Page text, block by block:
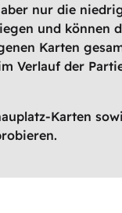
nur die
und können
Karten
Verlauf der
Karten